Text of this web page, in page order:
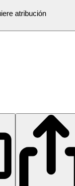
atribución